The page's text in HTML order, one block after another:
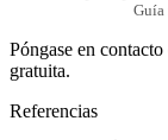
Guía
Póngase en
gratuita.
Referencias